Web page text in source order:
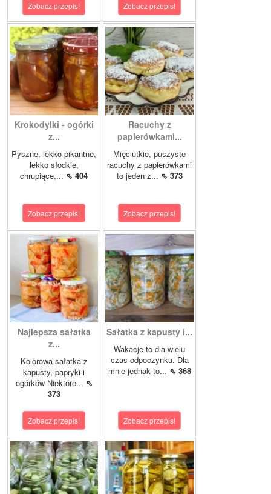
Zobacz przepis! Zobacz przepis!
Krokodylki - ogórki
z...
Pyszne, lekko pikantne,
lekko słodkie,
chrupiące,... ⇖ 404
Zobacz przepis!
Racuchy z
papierówkami...
Mięciutkie, puszyste
racuchy z papierówkami
to jeden z... ⇖ 373
Zobacz przepis!
Najlepsza sałatka
z...
Kolorowa sałatka z
kapusty, papryki i
ogórków Niektóre... ⇖
373
Zobacz przepis!
Sałatka z kapusty i...
Wakacje to dla wielu
czas odpoczynku. Dla
mnie jednak to... ⇖ 368
Zobacz przepis!